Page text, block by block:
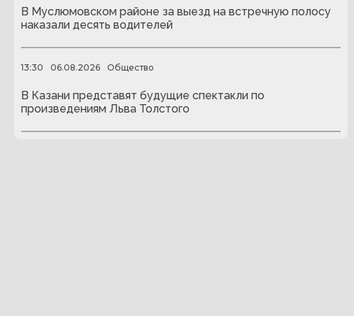
В Муслюмовском районе за выезд на встречную полосу
наказали десять водителей
13:30 06.08.2026 Общество
В Казани представят будущие спектакли по
произведениям Льва Толстого